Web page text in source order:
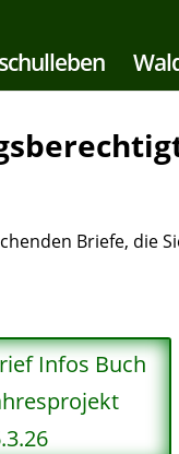
Briefe, die
Infos Buch